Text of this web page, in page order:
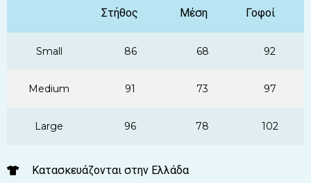
Στήθος Μέση Γοφοί
Small 86 68 92
Medium 91 73 97
Large 96 78 102
Κατασκευάζονται στην Ελλάδα